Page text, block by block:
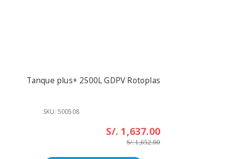
Tanque plus+ 2500L GDPV Rotoplas
SKU: 500508
S/. 1,652.00
S/. 1,637.00